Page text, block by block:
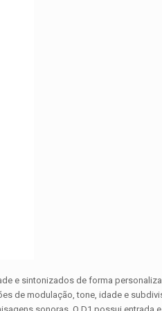
e sintonizados de forma
de modulação, tone, idade e